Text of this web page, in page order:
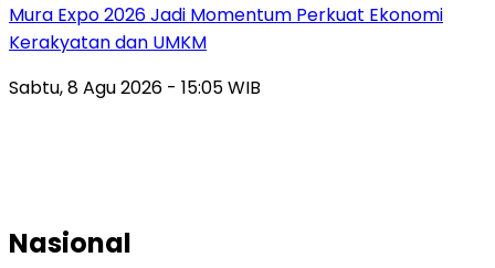
Mura Expo 2026 Jadi Momentum Perkuat Ekonomi
Kerakyatan dan UMKM
Sabtu, 8 Agu 2026 - 15:05 WIB
Nasional